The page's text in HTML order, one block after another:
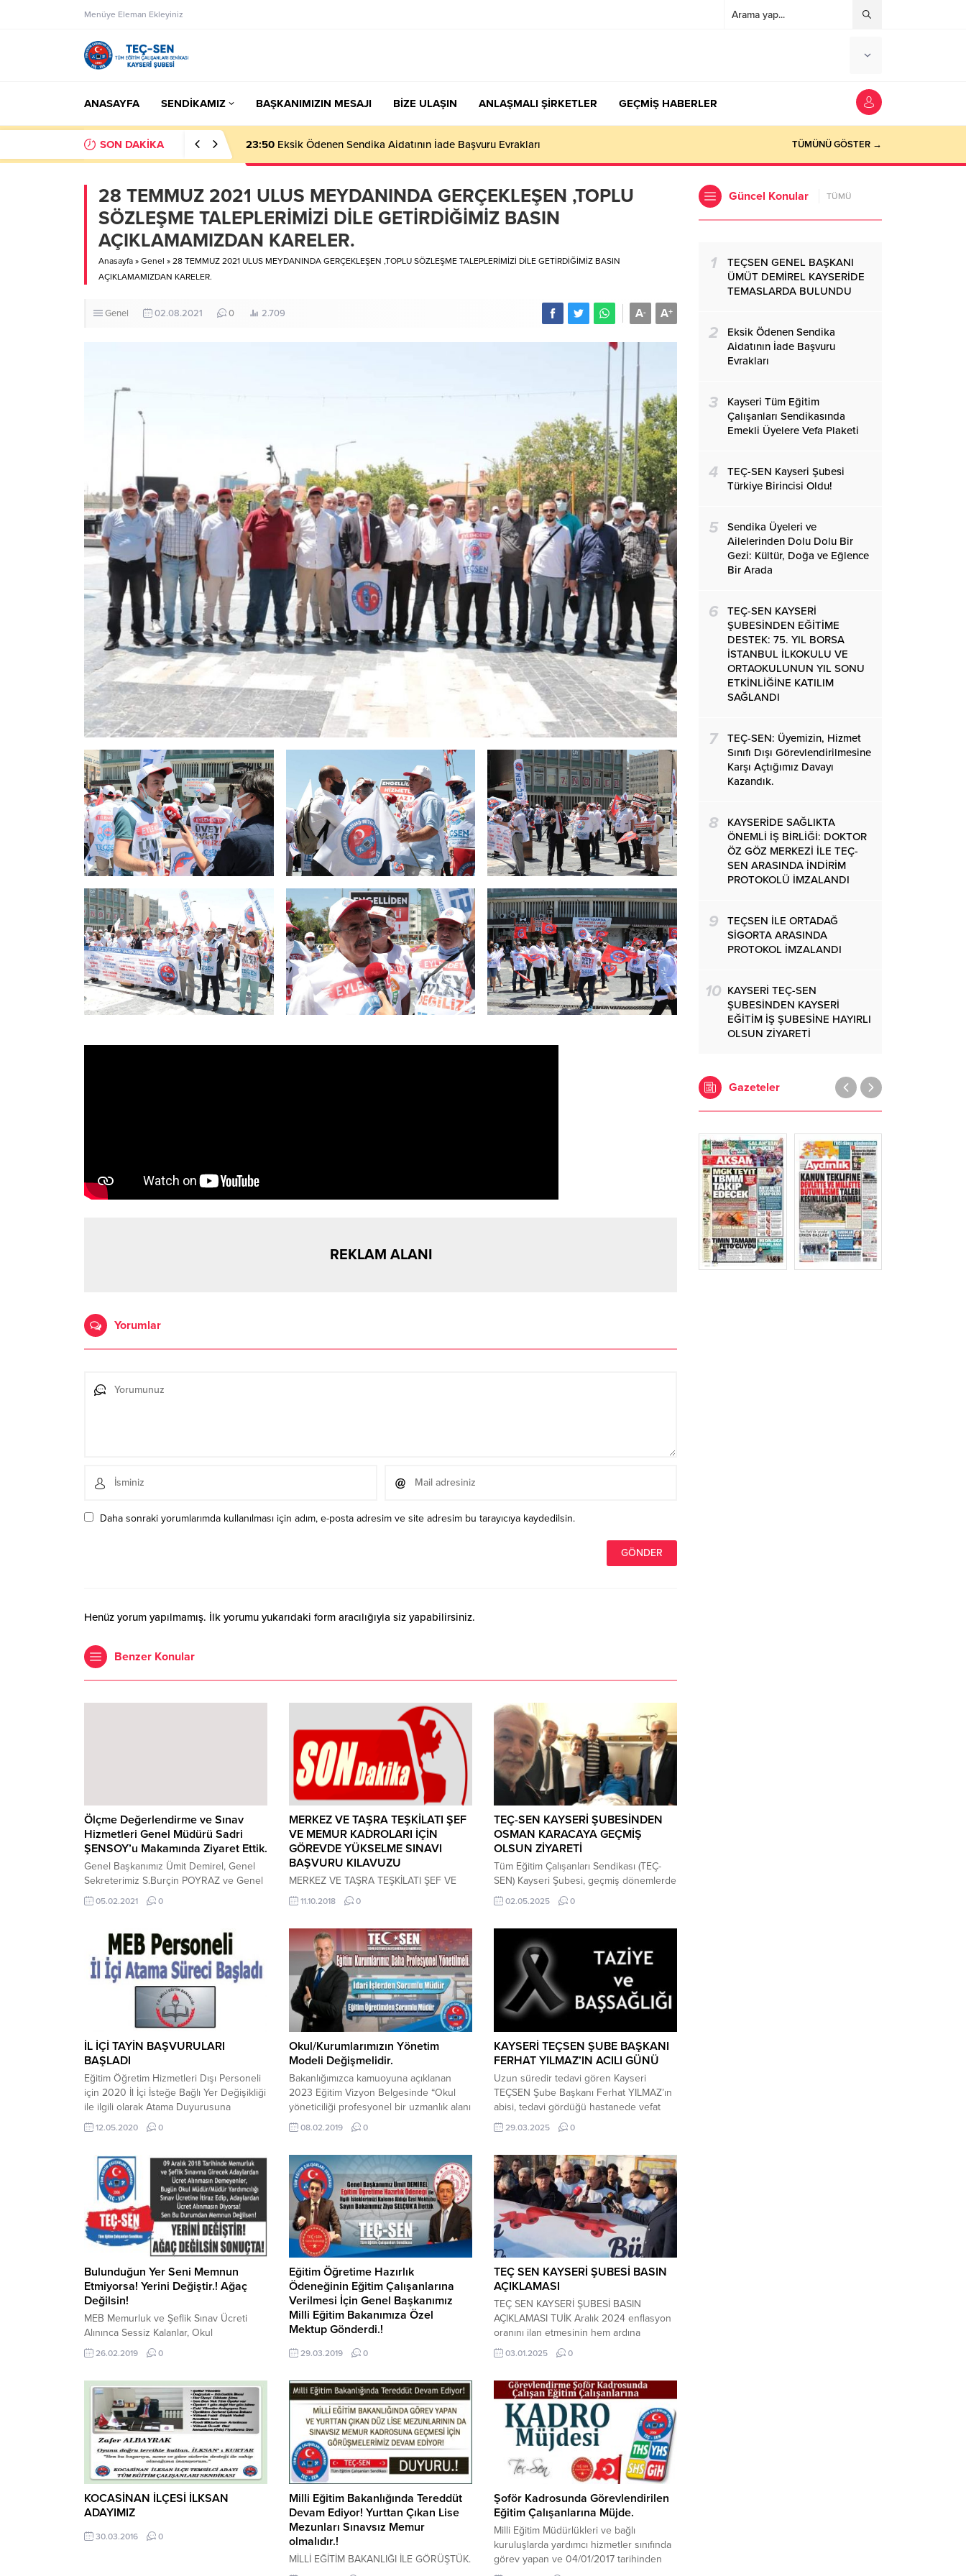
Menüye Eleman Ekleyiniz
ANASAYFA SENDİKAMIZ BAŞKANIMIZIN MESAJI BİZE ULAŞIN ANLAŞMALI ŞİRKETLER GEÇMİŞ HABERLER
SON DAKİKA 23:50 Eksik Ödenen Sendika Aidatının İade Başvuru Evrakları TÜMÜNÜ GÖSTER →
28 TEMMUZ 2021 ULUS MEYDANINDA GERÇEKLEŞEN ,TOPLU
SÖZLEŞME TALEPLERİMİZİ DİLE GETİRDİĞİMİZ BASIN
AÇIKLAMAMIZDAN KARELER.
Anasayfa » Genel » 28 TEMMUZ 2021 ULUS MEYDANINDA GERÇEKLEŞEN ,TOPLU SÖZLEŞME TALEPLERİMİZİ DİLE GETİRDİĞİMİZ BASIN
AÇIKLAMAMIZDAN KARELER.
Genel 02.08.2021 0 2.709 A+
A-
REKLAM ALANI
Yorumlar
Daha sonraki yorumlarımda kullanılması için adım, e-posta adresim ve site adresim bu tarayıcıya kaydedilsin.
Henüz yorum yapılmamış. İlk yorumu yukarıdaki form aracılığıyla siz yapabilirsiniz.
Benzer Konular
Ölçme Değerlendirme ve Sınav
Hizmetleri Genel Müdürü Sadri
ŞENSOY’u Makamında Ziyaret Ettik.
Genel Başkanımız Ümit Demirel, Genel
Sekreterimiz S.Burçin POYRAZ ve Genel
Başkan Yardımcımız Ali GÜLER’den
oluşan heyet ile Ölçme Değerlendirme
ŞENSOY’u Makamında Ziyaret Ettik.
Görüşmede; öncelikle Covid 19
Pandemisi nedeniyle ertelenen Unvan
Değişikliği Sınavının sendikamızın
teklifiyle, E-Sınav şeklinde yapılmasını
kabul edip bu yönde uygulama
başlattıkları için...
05.02.2021 0
MERKEZ VE TAŞRA TEŞKİLATI ŞEF
VE MEMUR KADROLARI İÇİN
GÖREVDE YÜKSELME SINAVI
BAŞVURU KILAVUZU
MERKEZ VE TAŞRA TEŞKİLATI ŞEF VE
MEMUR KADROLARI İÇİN GÖREVDE
YÜKSELME SINAVI BAŞVURU KILAVUZU
İNSAN İLİŞKİLERİ, YÖNETİMDE LİDERLİK,
YÖNETİMDE ETİK KONULARINDAN
MEMURLUK SINAVINA GİRECEKLER
SORUMLU DEĞİLDİR. YENİ GİREN
KONULAR: DİSİPLİN AMİRLERİ
YÖNETMELİĞİ, ADAY MEMURLARIN
YETİŞTİRİLMESİ YÖNETMELİĞİ,
ÖĞRETMEN ATAMA YÖNETMELİĞİ,
MERKEZ TEŞKİLATI İMZA YETKİLERİ
YÖNERGESİ VE...
11.10.2018 0
TEÇ-SEN KAYSERİ ŞUBESİNDEN
OSMAN KARACAYA GEÇMİŞ
OLSUN ZİYARETİ
Tüm Eğitim Çalışanları Sendikası (TEÇ-
SEN) Kayseri Şubesi, geçmiş dönemlerde
Kayseri İl Milli Eğitim Müdür Yardımcılığı
görevinde bulunan Osman KARACA’yı
ederek geçmiş olsun dileklerini iletti.
Ziyarette, TEÇ-SEN Kayseri Şube Başkanı
ve ziyaret heyeti, Osman KARACA’nın
sağlık durumu hakkında bilgi aldı ve
moral desteğinde bulundu. Eğitim
camiasının sevilen...
02.05.2025 0
İL İÇİ TAYİN BAŞVURULARI
BAŞLADI
Eğitim Öğretim Hizmetleri Dışı Personeli
için 2020 İl İçi İsteğe Bağlı Yer Değişikliği
ile ilgili olarak Atama Duyurusuna
ulaşmak için tıklayınız. Tercih Edilebilecek
Kurumlar Listesine ulaşmak için tıklayınız.
12.05.2020 0
Okul/Kurumlarımızın Yönetim
Modeli Değişmelidir.
Bakanlığımızca kamuoyuna açıklanan
2023 Eğitim Vizyon Belgesinde “Okul
yöneticiliği profesyonel bir uzmanlık alanı
olarak düzenlenip bir kariyer basamağı
şeklinde yapılandırılacak, özlük hakları
atamada, yeterliliklere dayalı yazılı sınav
uygulaması ve belirlenecek diğer nesnel
ölçütler kullanılacaktır.” denilmek suretiyle
okul yönetimi ve yöneticiliği konusunda
yeni düzenlemeler yapılacağı kamuoyuna
deklare edilmiştir....
08.02.2019 0
KAYSERİ TEÇSEN ŞUBE BAŞKANI
FERHAT YILMAZ’IN ACILI GÜNÜ
Uzun süredir tedavi gören Kayseri
TEÇSEN Şube Başkanı Ferhat YILMAZ’ın
abisi, tedavi gördüğü hastanede vefat
etmiştir. Ferhat YILMAZ’ın abisine
Allahtan rahmet yakınlarına sabır ve
29.03.2025 0
Bulunduğun Yer Seni Memnun
Etmiyorsa! Yerini Değiştir.! Ağaç
Değilsin!
MEB Memurluk ve Şeflik Sınav Ücreti
Alınınca Sessiz Kalanlar, Okul
Müdür/Müdür Yardımcılığı Sınavından
Ücret Alınmasına Karşılar!!! Teç-Sen –
Milli Eğitim Bakanlığında görev yapan
eğitim çalışanlarından “Memurluk”,
“Şeflik” ve “Unvan Değişikliği”
sınavlarında ücret alınmaması, Bakanlığın
öz evlatlarından ücret almasının yanlış
olduğunu ve milli eğitim bakanlığının
eğitim...
26.02.2019 0
Eğitim Öğretime Hazırlık
Ödeneğinin Eğitim Çalışanlarına
Verilmesi İçin Genel Başkanımız
Milli Eğitim Bakanımıza Özel
Mektup Gönderdi.!
Sayın, Ziya SELÇUK Milli Eğitim Bakanı
Sayın Bakanım; Bizler Milli Eğitim
Yardımcı Hizmetler, Teknik
Hizmetler,Sağlık Hizmetler Sınıfında ve
4/B kadrosunda görev yapan eğitim
çalışanları olarak sizin gibi kıymetli bir
hazinenin Milli Eğitim Bakanımız
olmasından duyduğumuz memnuniyeti,
huzuru ve umudumuzu anlatmaya
hayalleriniz ve...
29.03.2019 0
TEÇ SEN KAYSERİ ŞUBESİ BASIN
AÇIKLAMASI
TEÇ SEN KAYSERİ ŞUBESİ BASIN
AÇIKLAMASI TUİK Aralık 2024 enflasyon
oranını ilan etmesinin hem ardına
kamuoyuna açıklama yapma gereği
duyan Kayseri TEÇ SEN Şubesi, Şube
Cumhuriyet Meydanında kamuoyuna şu
şekilde seslendi: TÜİK tarafından Aralık
ayı enflasyonu açıklandı ve kamu
çalışanlarının 2025 yılı ilk altı aylık
dönemi...
03.01.2025 0
KOCASİNAN İLÇESİ İLKSAN
ADAYIMIZ
30.03.2016 0
Milli Eğitim Bakanlığında Tereddüt
Devam Ediyor! Yurttan Çıkan Lise
Mezunları Sınavsız Memur
olmalıdır.!
MİLLİ EĞİTİM BAKANLIĞI İLE GÖRÜŞTÜK.
TEREDDÜT DEVAM EDİYOR! Bilindiği
Şoför Kadrosunda Görevlendirilen
Eğitim Çalışanlarına Müjde.
Milli Eğitim Müdürlükleri ve bağlı
kuruluşlarda yardımcı hizmetler sınıfında
görev yapan ve 04/01/2017 tarihinden
önce şoför kadrosunda görevlendirilen
Güncel Konular TÜMÜ
1
TEÇSEN GENEL BAŞKANI
ÜMÜT DEMİREL KAYSERİDE
TEMASLARDA BULUNDU
2
Eksik Ödenen Sendika
Aidatının İade Başvuru
Evrakları
3
Kayseri Tüm Eğitim
Çalışanları Sendikasında
Emekli Üyelere Vefa Plaketi
4
TEÇ-SEN Kayseri Şubesi
Türkiye Birincisi Oldu!
5
Sendika Üyeleri ve
Ailelerinden Dolu Dolu Bir
Gezi: Kültür, Doğa ve Eğlence
Bir Arada
6
TEÇ-SEN KAYSERİ
ŞUBESİNDEN EĞİTİME
DESTEK: 75. YIL BORSA
İSTANBUL İLKOKULU VE
ORTAOKULUNUN YIL SONU
ETKİNLİĞİNE KATILIM
SAĞLANDI
7
TEÇ-SEN: Üyemizin, Hizmet
Sınıfı Dışı Görevlendirilmesine
Karşı Açtığımız Davayı
Kazandık.
8
KAYSERİDE SAĞLIKTA
ÖNEMLİ İŞ BİRLİĞİ: DOKTOR
ÖZ GÖZ MERKEZİ İLE TEÇ-
SEN ARASINDA İNDİRİM
PROTOKOLÜ İMZALANDI
9
TEÇSEN İLE ORTADAĞ
SİGORTA ARASINDA
PROTOKOL İMZALANDI
10 KAYSERİ TEÇ-SEN
ŞUBESİNDEN KAYSERİ
EĞİTİM İŞ ŞUBESİNE HAYIRLI
OLSUN ZİYARETİ
Gazeteler